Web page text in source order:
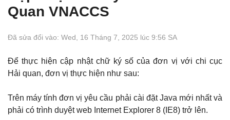
Quan VNACCS
Đã sửa đổi vào: Wed, 16 Tháng 7, 2025 lúc 9:56 SA
Để thực hiện cập nhật chữ ký số của đơn vị với chi cục
Hải quan, đơn vị thực hiện như sau:
Trên máy tính đơn vị yêu cầu phải cài đặt Java mới nhất và
phải có trình duyệt web Internet Explorer 8 (IE8) trở lên.